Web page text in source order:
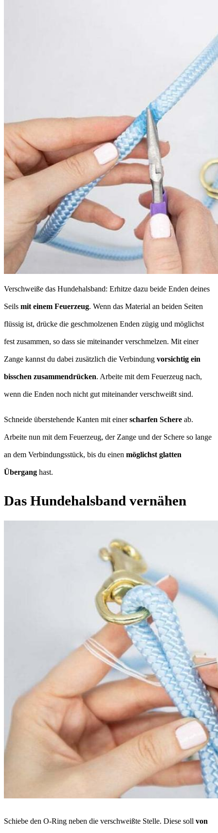
Verschweiße das Hundehalsband: Erhitze dazu beide Enden deines
Seils mit einem Feuerzeug. Wenn das Material an beiden Seiten
flüssig ist, drücke die geschmolzenen Enden zügig und möglichst
fest zusammen, so dass sie miteinander verschmelzen. Mit einer
Zange kannst du dabei zusätzlich die Verbindung vorsichtig ein
bisschen zusammendrücken. Arbeite mit dem Feuerzeug nach,
wenn die Enden noch nicht gut miteinander verschweißt sind.
Schneide überstehende Kanten mit einerscharfen Schere ab.
Arbeite nun mit dem Feuerzeug, der Zange und der Schere so lange
an dem Verbindungsstück, bis du einen möglichst glatten
Übergang hast.
Das Hundehalsband vernähen
Schiebe den O-Ring neben die verschweißte Stelle. Diese soll von